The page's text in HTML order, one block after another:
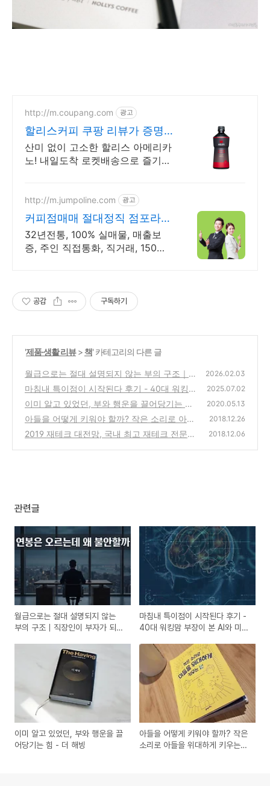
http://m.coupang.com 광고
할리스커피 쿠팡 리뷰가 증명
한 맛
산미 없이 고소한 할리스 아메리카
노! 내일도착 로켓배송으로 즐기세
http://m.jumpoline.com 광고
커피점매매 절대정직 점포라인
빠른 직거래 & 안전중개거래
32년전통, 100% 실매물, 매출보
증, 주인 직접통화, 직거래, 150명
공감 구독하기
'제품·생활 리뷰>책' 카테고리의 다른 글
월급으로는 절대 설명되지 않는 부의 구조｜직
장인이 부자가 되기 어려운 이유
(1)
2026.02.03
마침내 특이점이 시작된다 후기 - 40대 워킹맘
부장이 본 AI와 미래의 세계
(0)
2025.07.02
이미 알고 있었던, 부와 행운을 끌어당기는 힘
- 더 해빙
(1)
2020.05.13
아들을 어떻게 키워야 할까? 작은 소리로 아들
을 위대하게 키우는 법
(0)
2018.12.26
2019 재테크 대전망, 국내 최고 재테크 전문가
2018.12.06
관련글
월급으로는 절대 설명되지 않는
부의 구조｜직장인이 부자가 되기
마침내 특이점이 시작된다 후기 -
40대 워킹맘 부장이 본 AI와 미래
이미 알고 있었던, 부와 행운을 끌
어당기는 힘 - 더 해빙
아들을 어떻게 키워야 할까? 작은
소리로 아들을 위대하게 키우는